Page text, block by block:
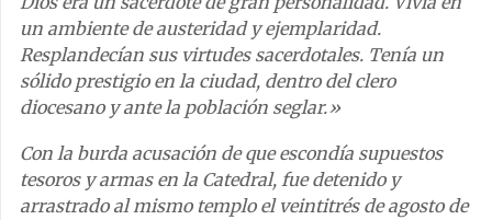
un ambiente de austeridad y ejemplaridad.
Resplandecían sus virtudes sacerdotales. Tenía un
sólido prestigio en la ciudad, dentro del clero
diocesano y ante la población seglar.»
Con la burda acusación de que escondía supuestos
tesoros y armas en la Catedral, fue detenido y
arrastrado al mismo templo el veintitrés de agosto de